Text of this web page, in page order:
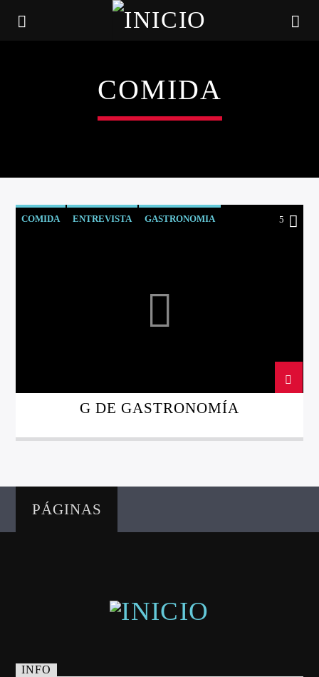
COMIDA
COMIDA ENTREVISTA GASTRONOMIA 5
G DE GASTRONOMÍA
PÁGINAS
INFO